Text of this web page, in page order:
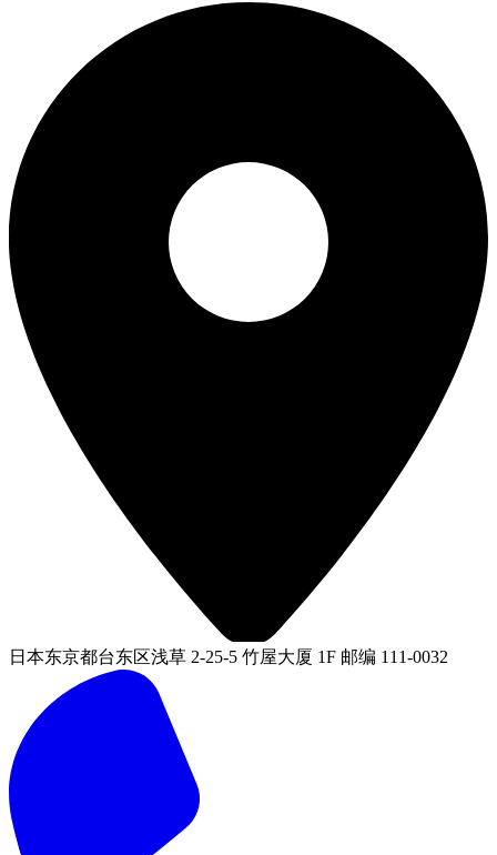
日本东京都台东区浅草 2-25-5 竹屋大厦 1F 邮编 111-0032